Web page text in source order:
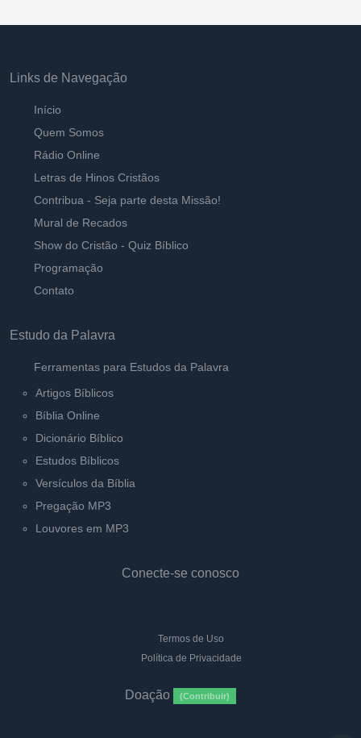
Links de Navegação
Início
Quem Somos
Rádio Online
Letras de Hinos Cristãos
Contribua - Seja parte desta Missão!
Mural de Recados
Show do Cristão - Quiz Bíblico
Programação
Contato
Estudo da Palavra
Ferramentas para Estudos da Palavra
Artigos Bíblicos
Bíblia Online
Dicionário Bíblico
Estudos Bíblicos
Versículos da Bíblia
Pregação MP3
Louvores em MP3
Conecte-se conosco
Termos de Uso
Política de Privacidade
Doação (Contribuir)